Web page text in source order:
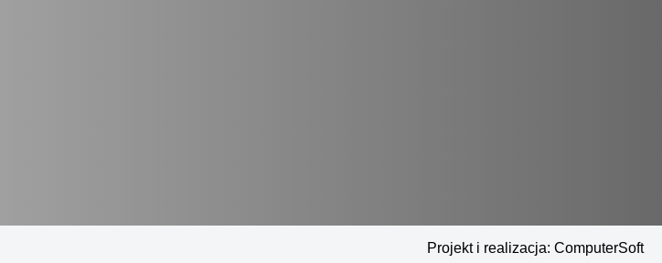
Projekt i realizacja: ComputerSoft